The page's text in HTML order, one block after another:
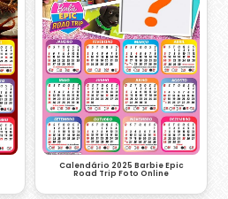
Calendário 2025 Barbie Epic
Road Trip Foto Online